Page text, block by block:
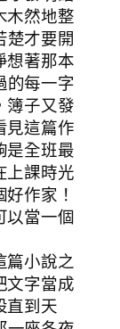
木然地整
楚才要開
想著那本
的每一字
簿子又發
見這篇作
是全班最
上課時光
作家！
以當一個
篇小說之
文字當成
直到天